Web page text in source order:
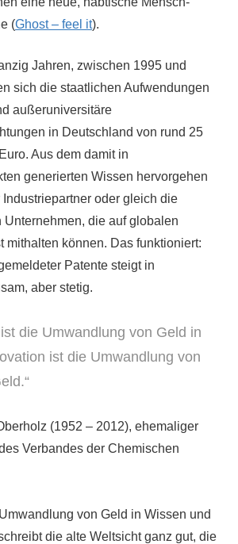
(Ghost – feel it).
Jahren, zwischen 1995 und
sich die staatlichen Aufwendungen
außeruniversitäre
in Deutschland von rund 25
Aus dem damit in
generierten Wissen hervorgehen
oder gleich die
die auf globalen
mithalten können. Das funktioniert:
Patente steigt in
aber stetig.
die Umwandlung von Geld in
ist die Umwandlung von
(1952 – 2012), ehemaliger
Verbandes der Chemischen
von Geld in Wissen und
die alte Weltsicht ganz gut, die